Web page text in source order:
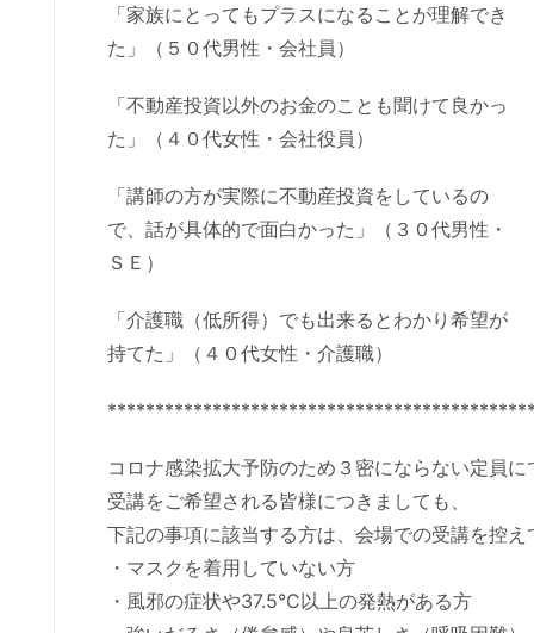
「家族にとってもプラスになることが理解でき
た」（５０代男性・会社員）
「不動産投資以外のお金のことも聞けて良かっ
た」（４０代女性・会社役員）
「講師の方が実際に不動産投資をしているの
で、話が具体的で面白かった」（３０代男性・
ＳＥ）
「介護職（低所得）でも出来るとわかり希望が
持てた」（４０代女性・介護職）
コロナ感染拡大予防のため３密にならない定員
受講をご希望される皆様につきましても、
下記の事項に該当する方は、会場での受講を控
・マスクを着用していない方
・風邪の症状や37.5°C以上の発熱がある方